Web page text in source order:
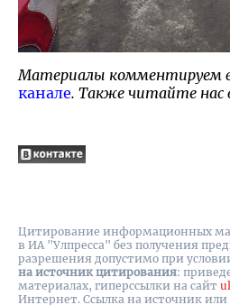
Материалы комментируем
канале. Также читайте нас
Цитирование информационных
в ИА "Улпресса" без получения
разрешения допустимо при
на источник цитирования:
материалах, гиперссылки на cайт
Интернет. Ссылка на источник